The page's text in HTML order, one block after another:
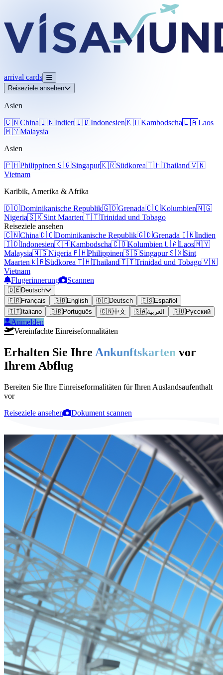
arrival cards
Reiseziele ansehen
Asien
🇨🇳China🇮🇳Indien🇮🇩Indonesien🇰🇭Kambodscha🇱🇦Laos
🇲🇾Malaysia
Asien
🇵🇭Philippinen🇸🇬Singapur🇰🇷Südkorea🇹🇭Thailand🇻🇳
Vietnam
Karibik, Amerika & Afrika
🇩🇴Dominikanische Republik🇬🇩Grenada🇨🇴Kolumbien🇳🇬
Nigeria🇸🇽Sint Maarten🇹🇹Trinidad und Tobago
Reiseziele ansehen
🇨🇳China🇩🇴Dominikanische Republik🇬🇩Grenada🇮🇳Indien
🇮🇩Indonesien🇰🇭Kambodscha🇨🇴Kolumbien🇱🇦Laos🇲🇾
Malaysia🇳🇬Nigeria🇵🇭Philippinen🇸🇬Singapur🇸🇽Sint
Maarten🇰🇷Südkorea🇹🇭Thailand🇹🇹Trinidad und Tobago🇻🇳
Vietnam
Flugerinnerung
Scannen
🇩🇪Deutsch
🇫🇷Français 🇬🇧English 🇩🇪Deutsch 🇪🇸Español
🇮🇹Italiano 🇧🇷Português 🇨🇳中文 🇸🇦العربية 🇷🇺Русский
Anmelden
Vereinfachte Einreiseformalitäten
Erhalten Sie Ihre Ankunftskarten vor
Ihrem Abflug
Bereiten Sie Ihre Einreiseformalitäten für Ihren Auslandsaufenthalt
vor
Reiseziele ansehen
Dokument scannen